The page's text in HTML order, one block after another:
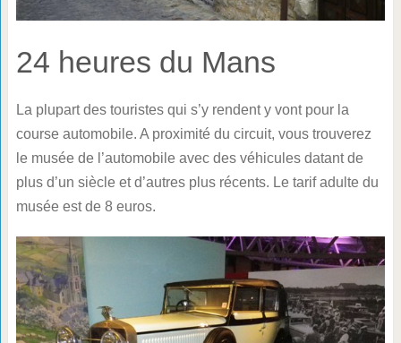
24 heures du Mans
La plupart des touristes qui s’y rendent y vont pour la
course automobile. A proximité du circuit, vous trouverez
le musée de l’automobile avec des véhicules datant de
plus d’un siècle et d’autres plus récents. Le tarif adulte du
musée est de 8 euros.